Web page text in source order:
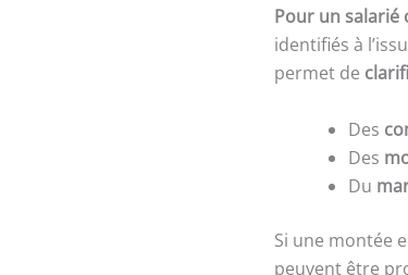
Pour un salarié
identifiés à
permet de
Des
Des
Du
Si une montée
peuvent être